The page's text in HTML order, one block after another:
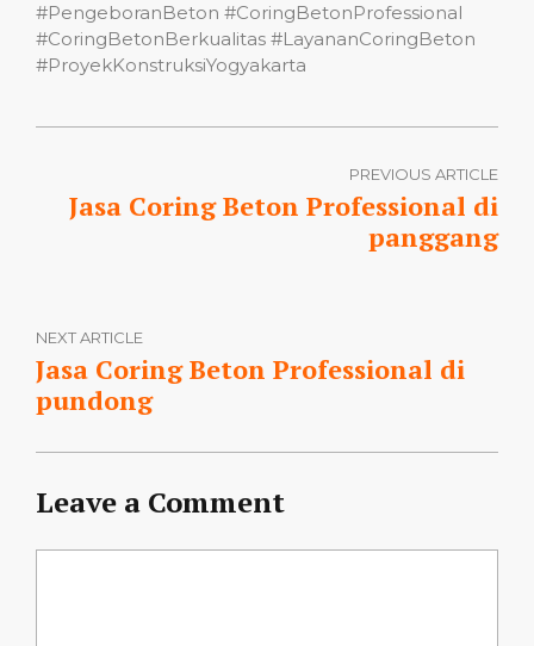
#PengeboranBeton #CoringBetonProfessional
#CoringBetonBerkualitas #LayananCoringBeton
#ProyekKonstruksiYogyakarta
PREVIOUS ARTICLE
Jasa Coring Beton Professional di
panggang
NEXT ARTICLE
Jasa Coring Beton Professional di
pundong
Leave a Comment